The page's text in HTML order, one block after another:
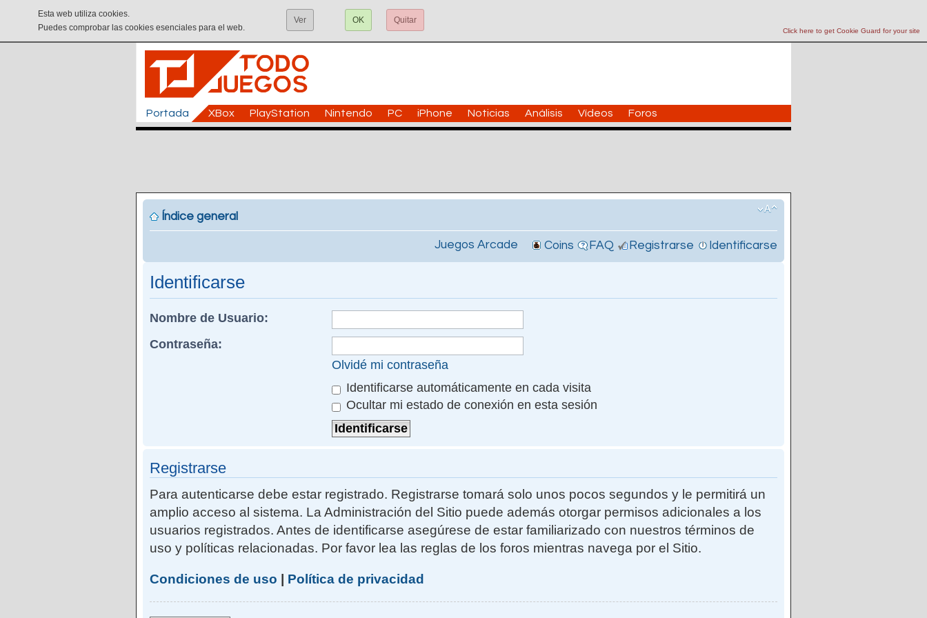
Click here to get Cookie Guard for your site
Esta web utiliza cookies.
Puedes comprobar las cookies esenciales para el web.
Ver OK Quitar
Portada XBox PlayStation Nintendo PC iPhone Noticias Análisis Vídeos Foros
Índice general
Juegos Arcade Coins FAQ Registrarse Identificarse
Identificarse
Nombre de Usuario:
Contraseña:
Olvidé mi contraseña
Identificarse automáticamente en cada visita
Ocultar mi estado de conexión en esta sesión
Registrarse
Para autenticarse debe estar registrado. Registrarse tomará solo unos pocos segundos y le permitirá un
amplio acceso al sistema. La Administración del Sitio puede además otorgar permisos adicionales a los
usuarios registrados. Antes de identificarse asegúrese de estar familiarizado con nuestros términos de
uso y políticas relacionadas. Por favor lea las reglas de los foros mientras navega por el Sitio.
Condiciones de uso Política de privacidad